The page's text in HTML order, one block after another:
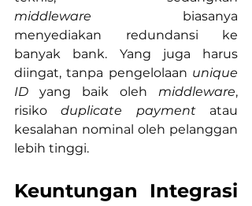
middleware biasanya
menyediakan redundansi ke
banyak bank. Yang juga harus
diingat, tanpa pengelolaan unique
ID yang baik oleh middleware,
risiko duplicate payment atau
kesalahan nominal oleh pelanggan
lebih tinggi.
Keuntungan Integrasi